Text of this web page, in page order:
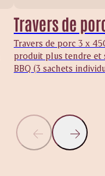
Travers de
Travers de porc 3 x
produit plus tendre et
BBQ (3 sachets